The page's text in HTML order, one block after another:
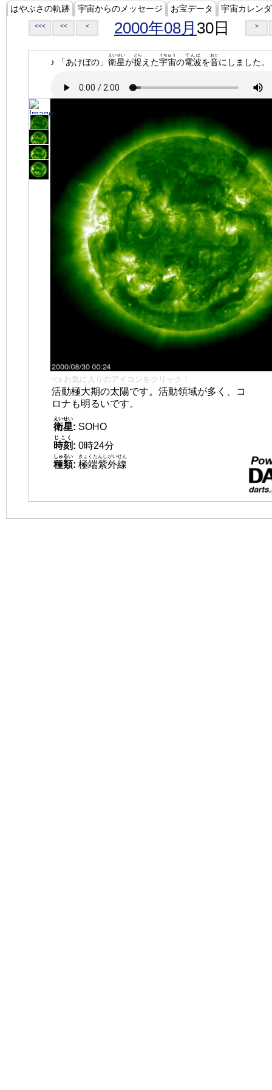
はやぶさの軌跡 宇宙からのメッセージ お宝データ 宇宙カレン
<<< << < 2000年08月 30日 >
♪ 「あけぼの」 衛星
えいせい
が捉
とら
えた宇宙
うちゅう
の電波
でんぱ
を音
おと
にしました。
👈 お気に入りのアイコンをクリック！
活動極大期の太陽です。活動領域が多く、コ
ロナも明るいです。
衛星
えいせい
: SOHO
時刻
じこく
: 0時24分
種類
しゅるい
: 極端紫外線
きょくたんしがいせん